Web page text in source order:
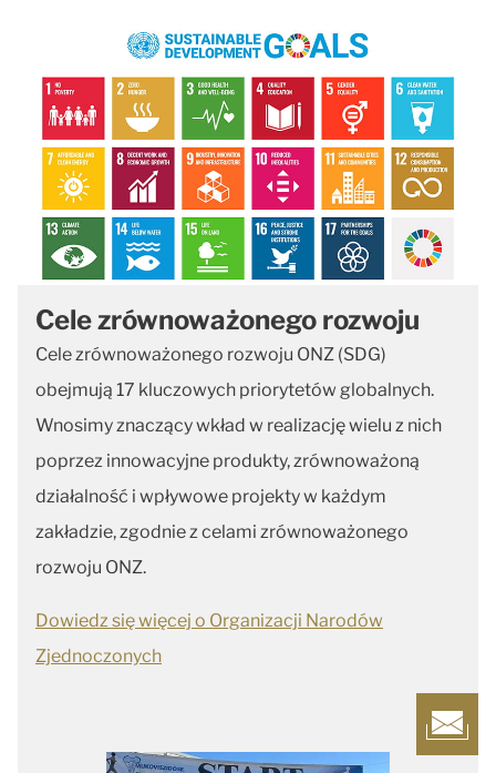
Cele zrównoważonego rozwoju
Cele zrównoważonego rozwoju ONZ (SDG)
obejmują 17 kluczowych priorytetów globalnych.
Wnosimy znaczący wkład w realizację wielu z nich
poprzez innowacyjne produkty, zrównoważoną
działalność i wpływowe projekty w każdym
zakładzie, zgodnie z celami zrównoważonego
rozwoju ONZ.
Dowiedz się więcej o Organizacji Narodów
Zjednoczonych